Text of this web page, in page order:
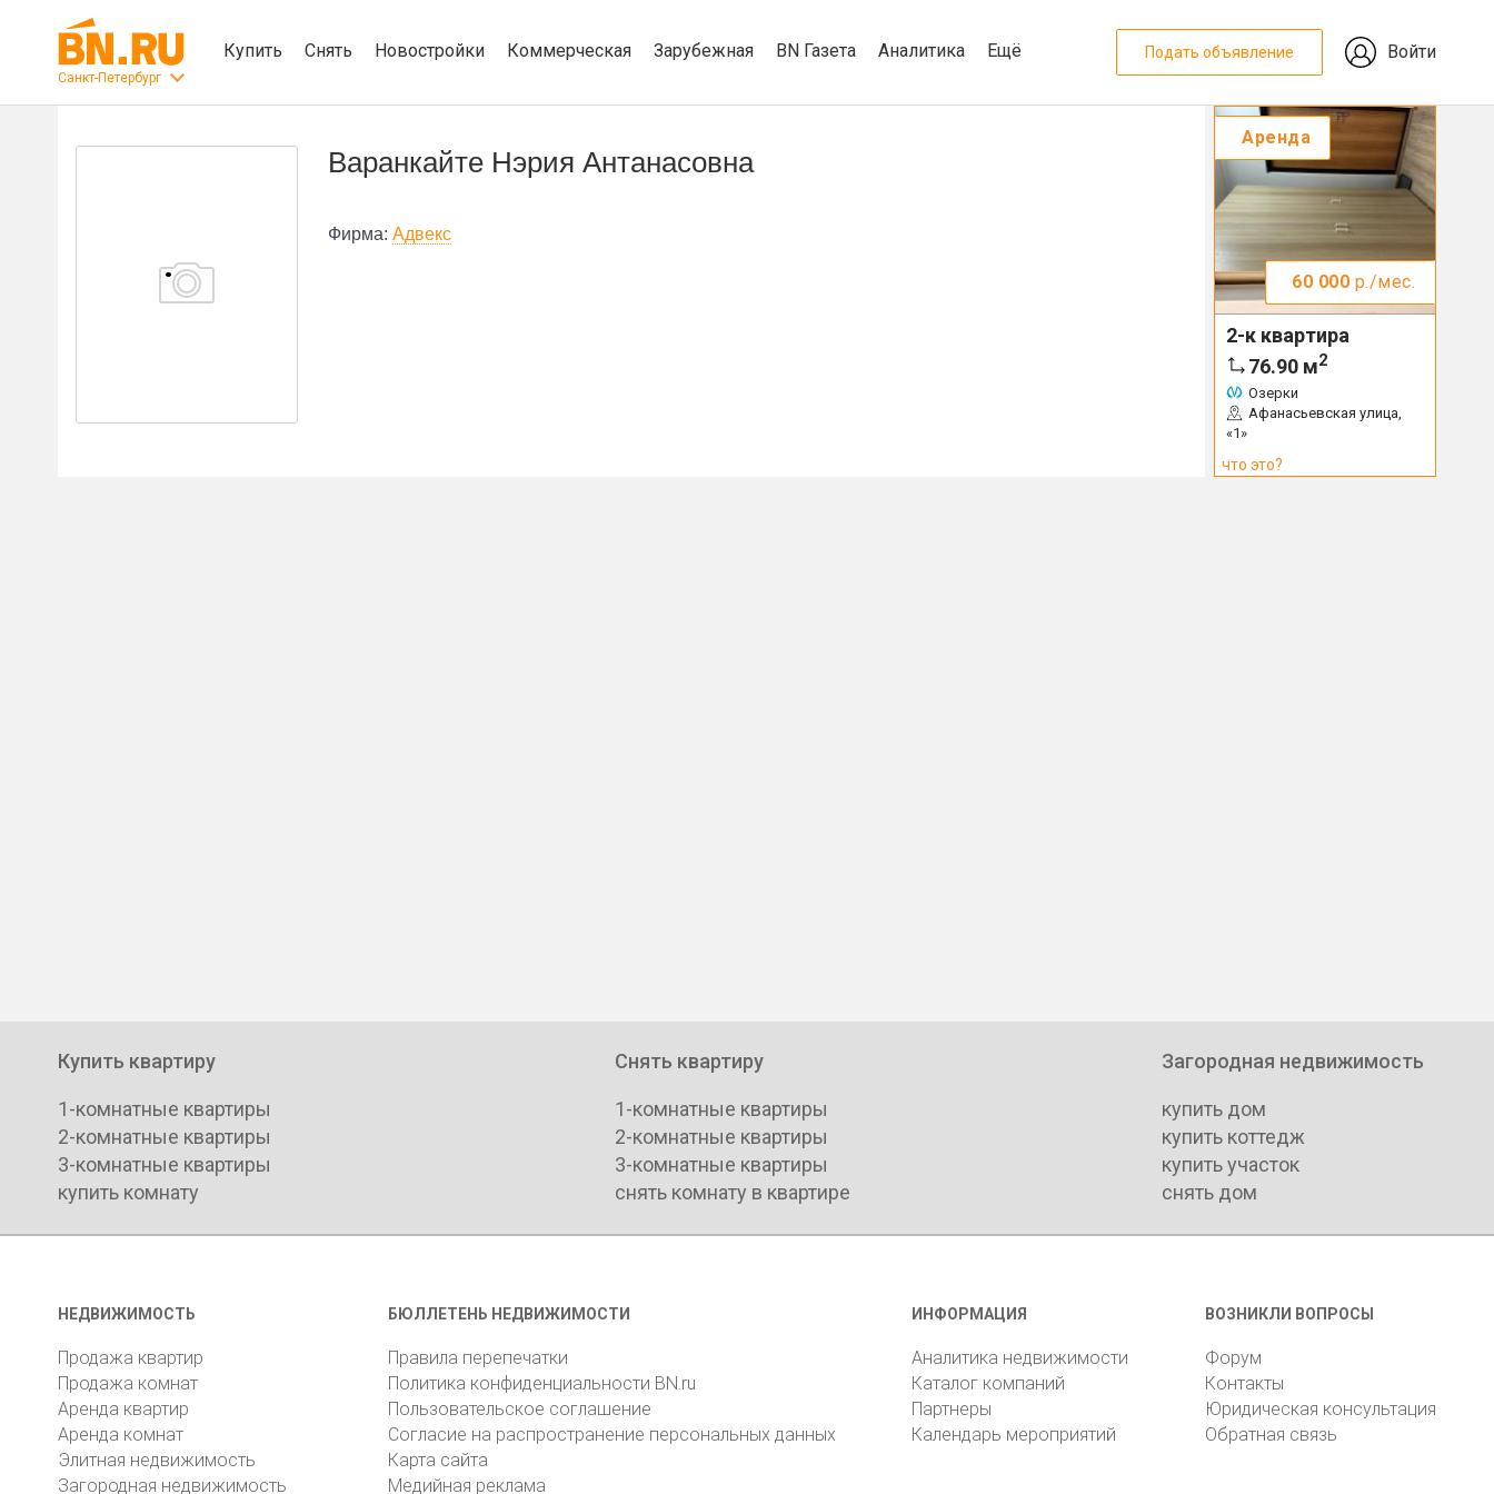
Санкт-Петербург
Купить Снять Новостройки Коммерческая Зарубежная BN Газета Аналитика Ещё Подать объявление Войти
Варанкайте Нэрия Антанасовна
Фирма: Адвекс
Аренда
60 000 р./мес.
2-к квартира
76.90 м2
Озерки
Афанасьевская улица,
«1»
что это?
Купить квартиру
1-комнатные квартиры
2-комнатные квартиры
3-комнатные квартиры
купить комнату
Снять квартиру
1-комнатные квартиры
2-комнатные квартиры
3-комнатные квартиры
снять комнату в квартире
Загородная недвижимость
купить дом
купить коттедж
купить участок
снять дом
НЕДВИЖИМОСТЬ
Продажа квартир
Продажа комнат
Аренда квартир
Аренда комнат
Элитная недвижимость
Загородная недвижимость
БЮЛЛЕТЕНЬ НЕДВИЖИМОСТИ
Правила перепечатки
Политика конфиденциальности BN.ru
Пользовательское соглашение
Согласие на распространение персональных данных
Карта сайта
Медийная реклама
ИНФОРМАЦИЯ
Аналитика недвижимости
Каталог компаний
Партнеры
Календарь мероприятий
ВОЗНИКЛИ ВОПРОСЫ
Форум
Контакты
Юридическая консультация
Обратная связь